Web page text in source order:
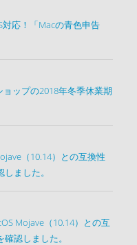
応！「Macの青色申告
ップの2018年冬季休業期
（10.14）との互換性
ました。
Mojave（10.14）との互
認しました。